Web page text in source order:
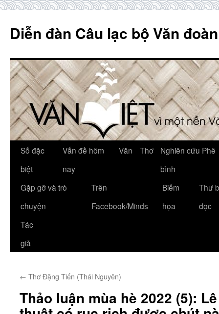
content
Diễn đàn Câu lạc bộ Văn
Số đặc
biệt
Vấn đề hôm
nay
Văn Thơ
Nghiên cứu Phê
bình
Gặp gỡ và trò
chuyện
Trên
Facebook/Minds
Biếm
họa
Thư
đọc
Tác
giả
← Thơ Đặng Tiến (Thái Nguyên)
Thảo luận mùa hè 2022 (5):